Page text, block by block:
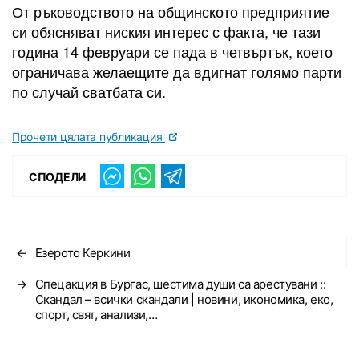
От ръководството на общинското предприятие
си обясняват ниския интерес с факта, че тази
година 14 февруари се пада в четвъртък, което
ограничава желаещите да вдигнат голямо парти
по случай сватбата си.
Прочети цялата публикация
СПОДЕЛИ
← Езерото Керкини
→
Спецакция в Бургас, шестима души са арестувани ::
Скандал – всички скандали | новини, икономика, еко,
спорт, свят, анализи,…